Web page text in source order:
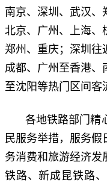
南京、深圳、武汉、
北京、广州、上海、
郑州、重庆；深圳往
成都、广州至香港、
至沈阳等热门区间客
各地铁路部门精
民服务举措，服务
务消费和旅游经济发
铁路、新成昆铁路